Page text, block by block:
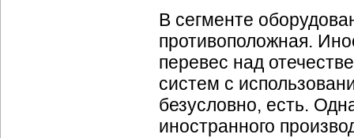
В сегменте
противоположная.
перевес над
систем с
безусловно, есть.
иностранного